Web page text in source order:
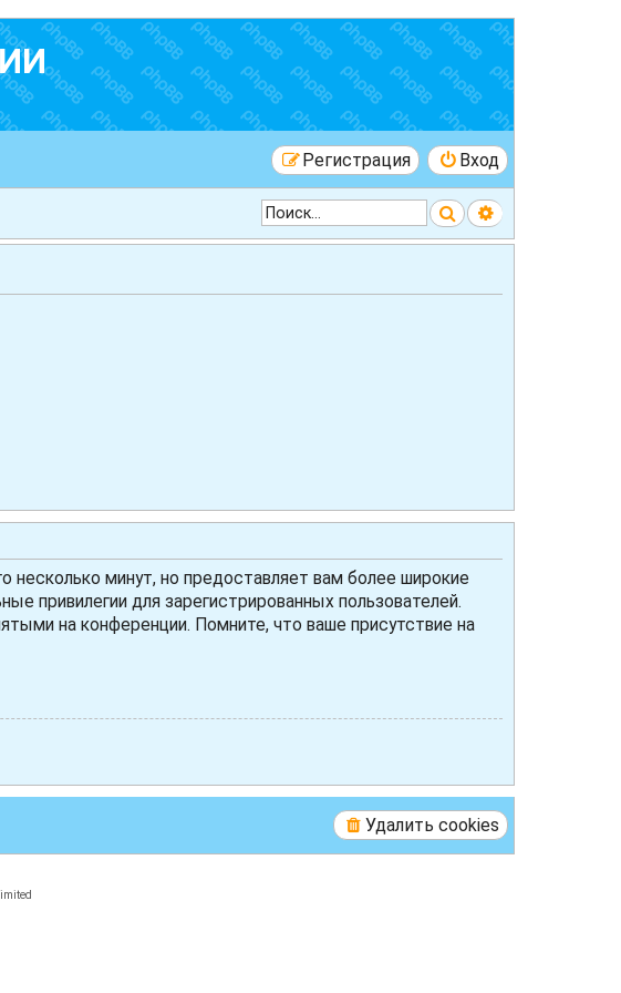
Вход
Регистрация
ПоискРасширенный
минут, но предоставляет вам более широкие
привилегии для зарегистрированных пользователей.
на конференции. Помните, что ваше присутствие на
Удалить cookies